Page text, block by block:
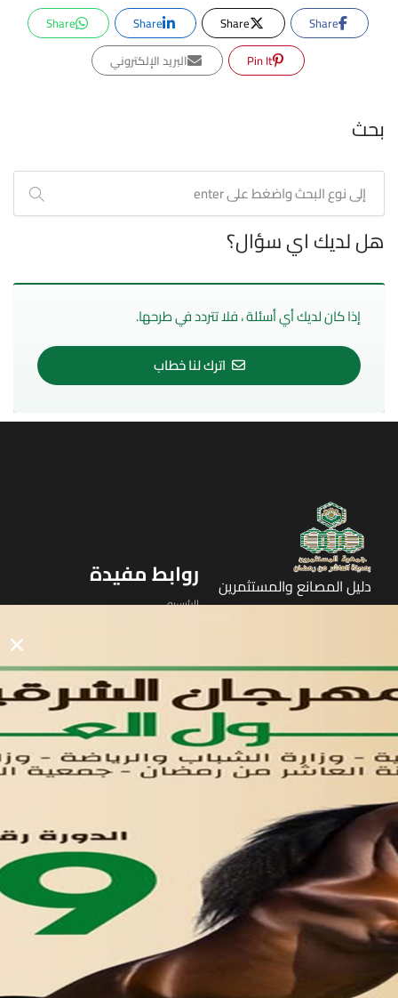
Share
Share
Share
Share
Pin It
البريد الإلكتروني
بحث
هل لديك اي سؤال؟
إذا كان لديك أي أسئلة ، فلا تتردد في طرحها.
اترك لنا خطاب
دليل المصانع والمستثمرين
الأول
روابط مفيدة
الرئيسيه
لوحه التحكم
اتصل بنا
تواصل معنا
مدينة العاشر من رمضان
01221020029
055-4494429
055-4494406
055-4494414
info.triaeg@yahoo.com